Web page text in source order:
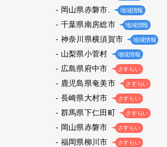
岡山県赤磐市. 地域情報
千葉県南房総市 地域情報
神奈川県横須賀市 地域情報
山梨県小菅村 地域情報
広島県府中市 さすらい
鹿児島県奄美市 さすらい
長崎県大村市 さすらい
群馬県下仁田町 さすらい
岡山県赤磐市 さすらい
福岡県柳川市 さすらい